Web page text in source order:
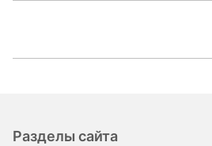
Разделы сайта